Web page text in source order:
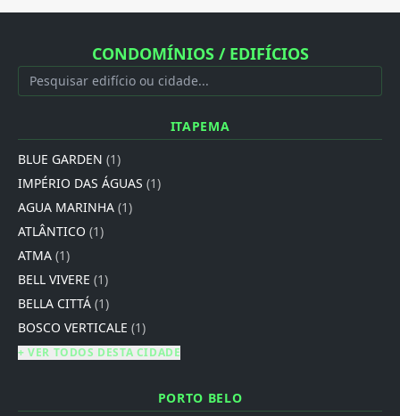
CONDOMÍNIOS / EDIFÍCIOS
ITAPEMA
BLUE GARDEN (1)
IMPÉRIO DAS ÁGUAS (1)
AGUA MARINHA (1)
ATLÂNTICO (1)
ATMA (1)
BELL VIVERE (1)
BELLA CITTÁ (1)
BOSCO VERTICALE (1)
+ VER TODOS DESTA CIDADE
PORTO BELO